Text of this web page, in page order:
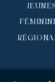
©
Mentions